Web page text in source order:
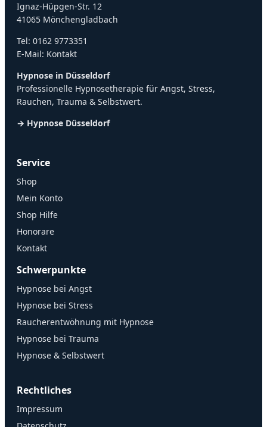
Ignaz-Hüpgen-Str. 12
41065 Mönchengladbach
Tel: 0162 9773351
E-Mail: Kontakt
Hypnose in Düsseldorf
Professionelle Hypnosetherapie für Angst, Stress,
Rauchen, Trauma & Selbstwert.
→ Hypnose Düsseldorf
Service
Shop
Mein Konto
Shop Hilfe
Honorare
Kontakt
Schwerpunkte
Hypnose bei Angst
Hypnose bei Stress
Raucherentwöhnung mit Hypnose
Hypnose bei Trauma
Hypnose & Selbstwert
Rechtliches
Impressum